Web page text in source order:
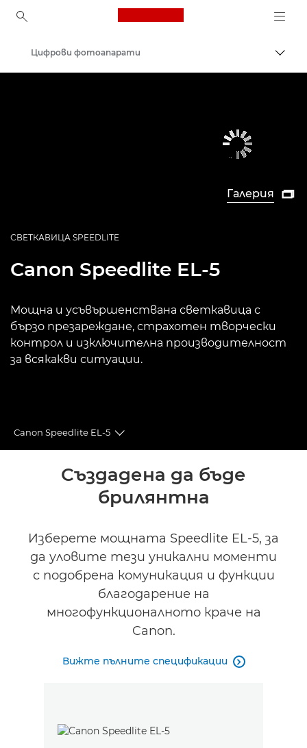
Canon Logo, back to
Цифрови фотоапарати
Галерия 
СВЕТКАВИЦА SPEEDLITE
Canon Speedlite EL-5
Мощна и усъвършенствана светкавица с
бързо презареждане, страхотен творчески
контрол и изключителна производителност
за всякакви ситуации.
Canon Speedlite EL-5
Toggle breadcrumbs
Галерия
Създадена да бъде
брилянтна
Изберете мощната Speedlite EL-5, за
да уловите тези уникални моменти
с подобрена комуникация и функции
благодарение на
многофункционалното краче на
Canon.
Вижте пълните спецификации 